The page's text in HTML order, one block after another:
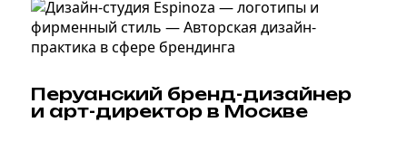
Перуанский бренд-дизайнер
и арт-директор в Москве